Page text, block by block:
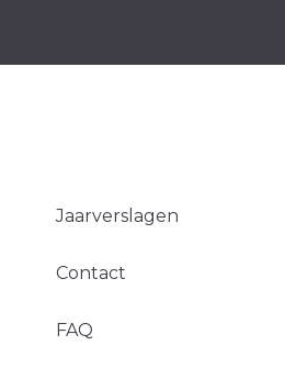
Jaarverslagen
Contact
FAQ